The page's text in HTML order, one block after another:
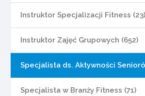
Instruktor Specjalizacji Fitness (23)
Instruktor Zajęć Grupowych (652)
Specjalista ds. Aktywności
Specjalista w Branży Fitness (71)